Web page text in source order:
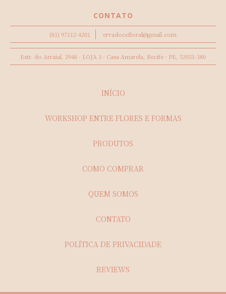
CONTATO
(81) 97112-4201 ervadocefloral@gmail.com
Estr. do Arraial, 2948 - LOJA 3 - Casa Amarela, Recife - PE, 52051-380
INÍCIO
WORKSHOP ENTRE FLORES E FORMAS
PRODUTOS
COMO COMPRAR
QUEM SOMOS
CONTATO
POLÍTICA DE PRIVACIDADE
REVIEWS